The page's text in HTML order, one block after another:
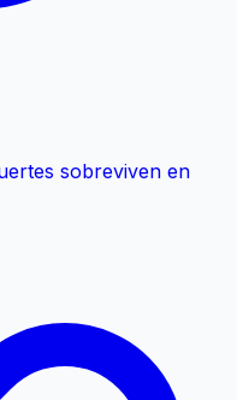
sobreviven en